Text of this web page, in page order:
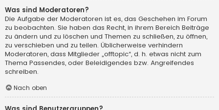
Was sind Moderatoren?
Die Aufgabe der Moderatoren ist es, das Geschehen im Forum
zu beobachten. Sie haben das Recht, in ihrem Bereich Beiträge
zu ändern und zu löschen und Themen zu schließen, zu öffnen,
zu verschieben und zu teilen. Üblicherweise verhindern
Moderatoren, dass Mitglieder „offtopic“, d. h. etwas nicht zum
Thema Passendes, oder Beleidigendes bzw. Angreifendes
schreiben.
Nach oben